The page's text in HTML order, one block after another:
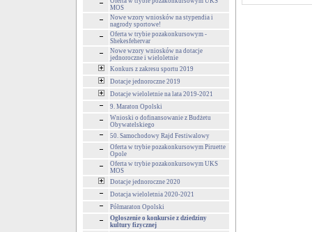
MOS
Nowe wzory wniosków na stypendia i
nagrody sportowe!
Oferta w trybie pozakonkursowym -
Shekesfehervar
Nowe wzory wniosków na dotacje
jednoroczne i wieloletnie
Konkurs z zakresu sportu 2019
Dotacje jednoroczne 2019
Dotacje wieloletnie na lata 2019-2021
9. Maraton Opolski
Wnioski o dofinansowanie z Budżetu
Obywatelskiego
50. Samochodowy Rajd Festiwalowy
Oferta w trybie pozakonkursowym Piruette
Opole
Oferta w trybie pozakonkursowym UKS
MOS
Dotacje jednoroczne 2020
Dotacja wieloletnia 2020-2021
Półmaraton Opolski
Ogłoszenie o konkursie z dziedziny
kultury fizycznej